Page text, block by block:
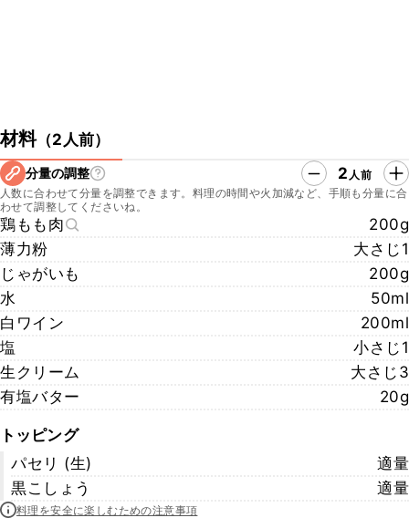
材料（2人前）
分量の調整 2 人前
人数に合わせて分量を調整できます。料理の時間や火加減など、手順も分量に合
わせて調整してくださいね。
鶏もも肉
200g
薄力粉
大さじ1
じゃがいも
200g
水
50ml
白ワイン
200ml
塩
小さじ1
生クリーム
大さじ3
有塩バター
20g
トッピング
パセリ (生)
適量
黒こしょう
適量
料理を安全に楽しむための注意事項